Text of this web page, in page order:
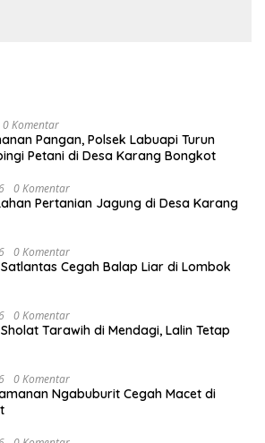
0 Komentar
Pangan, Polsek Labuapi Turun
Petani di Desa Karang Bongkot
0 Komentar
Pertanian Jagung di Desa Karang
0 Komentar
Cegah Balap Liar di Lombok
0 Komentar
Tarawih di Mendagi, Lalin Tetap
0 Komentar
Ngabuburit Cegah Macet di